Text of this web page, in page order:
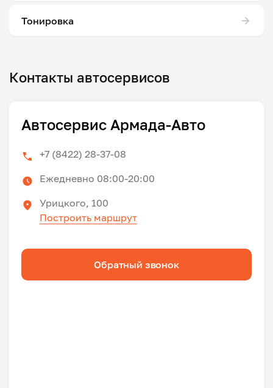
Тонировка
Контакты автосервисов
Автосервис Армада-Авто
+7 (8422) 28-37-08
Ежедневно 08:00-20:00
Урицкого, 100
Построить маршрут
Обратный звонок